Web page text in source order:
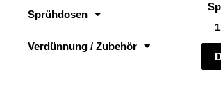
Sprühdosen
Verdünnung / Zubehör